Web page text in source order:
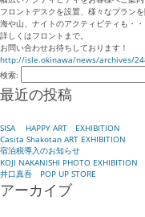
フロントデスクを設置、様々なプランを
海や山、ナイトのアクティビティも・・
詳しくはフロントまで。
お問い合わせお待ちしております！
http://isle.okinawa/news/archives/
検索:
最近の投稿
SISA HAPPY ART EXHIBITION
Casita Shakotan ART EXHIBITION
宿泊税導入のお知らせ
KOJI NAKANISHI PHOTO EXHIBITION
井口真吾 POP UP STORE
アーカイブ